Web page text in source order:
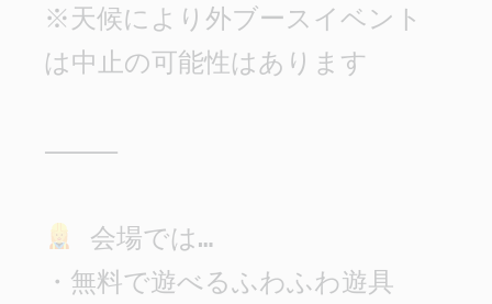
※天候により外ブースイベント
は中止の可能性はあります
⸻
会場では…
・無料で遊べるふわふわ遊具